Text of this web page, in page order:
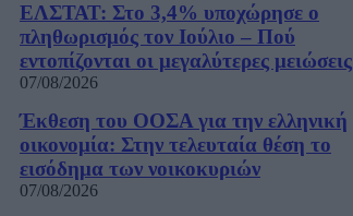
ΕΛΣΤΑΤ: Στο 3,4% υποχώρησε ο
πληθωρισμός τον Ιούλιο – Πού
εντοπίζονται οι μεγαλύτερες μειώσεις
07/08/2026
Έκθεση του ΟΟΣΑ για την ελληνική
οικονομία: Στην τελευταία θέση το
εισόδημα των νοικοκυριών
07/08/2026